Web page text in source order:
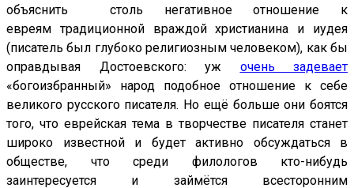
объяснить столь негативное отношение к
евреям традиционной враждой христианина и иудея
(писатель был глубоко религиозным человеком), как бы
оправдывая Достоевского: уж очень задевает
«богоизбранный» народ подобное отношение к себе
великого русского писателя. Но ещё больше они боятся
того, что еврейская тема в творчестве писателя станет
широко известной и будет активно обсуждаться в
обществе, что среди филологов кто-нибудь
заинтересуется и займётся всесторонним